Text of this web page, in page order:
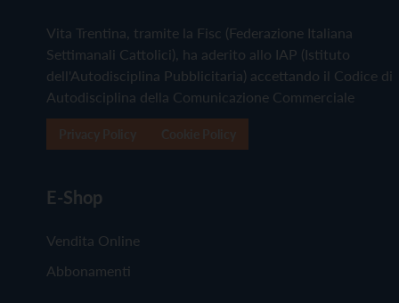
Vita Trentina, tramite la Fisc (Federazione Italiana
Settimanali Cattolici), ha aderito allo IAP (Istituto
dell'Autodisciplina Pubblicitaria) accettando il Codice di
Autodisciplina della Comunicazione Commerciale
E-Shop
Vendita Online
Abbonamenti